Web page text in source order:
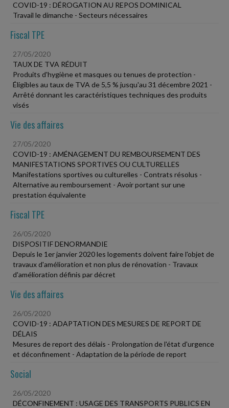
COVID-19 : DÉROGATION AU REPOS DOMINICAL
Travail le dimanche - Secteurs nécessaires
Fiscal TPE
27/05/2020
TAUX DE TVA RÉDUIT
Produits d'hygiène et masques ou tenues de protection -
Éligibles au taux de TVA de 5,5 % jusqu'au 31 décembre 2021 -
Arrêté donnant les caractéristiques techniques des produits
visés
Vie des affaires
27/05/2020
COVID-19 : AMÉNAGEMENT DU REMBOURSEMENT DES
MANIFESTATIONS SPORTIVES OU CULTURELLES
Manifestations sportives ou culturelles - Contrats résolus -
Alternative au remboursement - Avoir portant sur une
prestation équivalente
Fiscal TPE
26/05/2020
DISPOSITIF DENORMANDIE
Depuis le 1er janvier 2020 les logements doivent faire l'objet de
travaux d'amélioration et non plus de rénovation - Travaux
d'amélioration définis par décret
Vie des affaires
26/05/2020
COVID-19 : ADAPTATION DES MESURES DE REPORT DE
DÉLAIS
Mesures de report des délais - Prolongation de l'état d'urgence
et déconfinement - Adaptation de la période de report
Social
26/05/2020
DÉCONFINEMENT : USAGE DES TRANSPORTS PUBLICS EN